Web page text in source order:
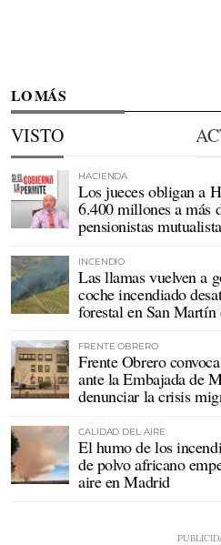
LO MÁS
VISTO
HACIENDA
Los jueces obligan a
6.400 millones a más
pensionistas
INCENDIO
Las llamas vuelven a
coche incendiado
forestal en San Martín
FRENTE OBRERO
Frente Obrero
ante la Embajada de
denunciar la crisis
CALIDAD DEL AIRE
El humo de los
de polvo africano
aire en Madrid